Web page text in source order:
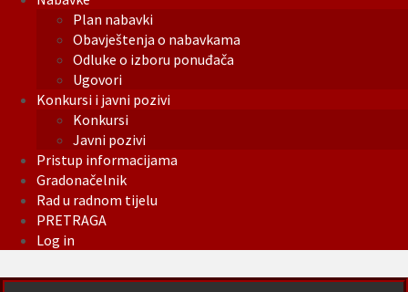
Plan nabavki
Obavještenja o nabavkama
Odluke o izboru ponuđača
Ugovori
Konkursi i javni pozivi
Konkursi
Javni pozivi
Pristup informacijama
Gradonačelnik
Rad u radnom tijelu
PRETRAGA
Log in